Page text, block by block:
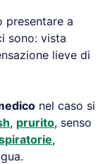
presentare a
sono: vista
lieve di
nel caso si
, prurito, senso
,